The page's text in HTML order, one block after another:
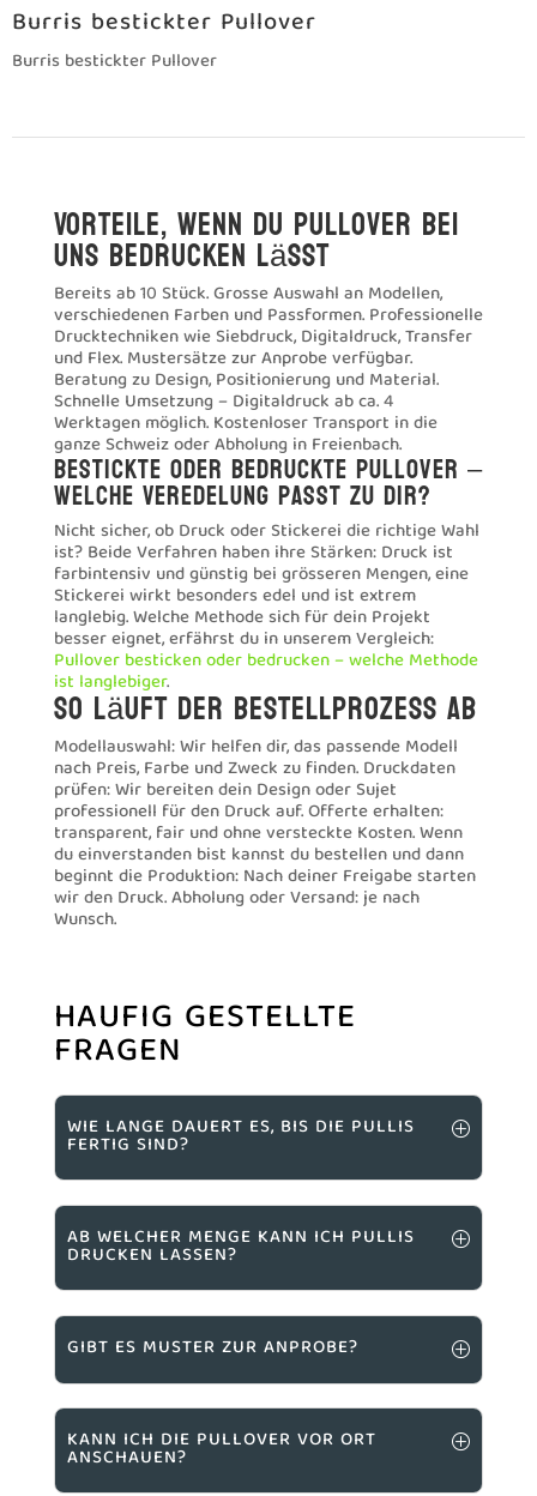
KANN ICH DIE PULLOVER VOR ORT
ANSCHAUEN?
KANN ICH VERSCHIEDENE FARBEN UND
GRÖSSEN IN EINER BESTELLUNG
KOMBINIEREN?
Jetzt Pullover bedrucken
lassen – schnell und
unkompliziert
Kontaktiere uns per E-Mail, Telefon oder stelle direkt
eine Offertanfrage. Wir unterstützen dich von der
Idee bis zum fertigen Produkt und sorgen dafür, dass
deine bedruckten Pullover genau so aussehen, wie du
sie dir vorstellst. Telefon 044 310 39 90, E-Mail
kontakt@werbemittel-oerlikon.ch, Freienbach SZ.
mitteilen
teilen
Sie haben Ihren Artikel noch nicht gefunden,
benötigen Hilfe bei der Grafik oder wünschen ein
Angebot? Kontaktieren Sie uns direkt und wir werden
KONTAKT
Green Fara GmbH
Hinterwacht 17
8807 Freienbach
044 310 39 90